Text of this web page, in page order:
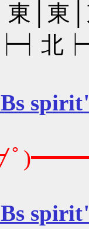
東│
┝┥北
ﾟ